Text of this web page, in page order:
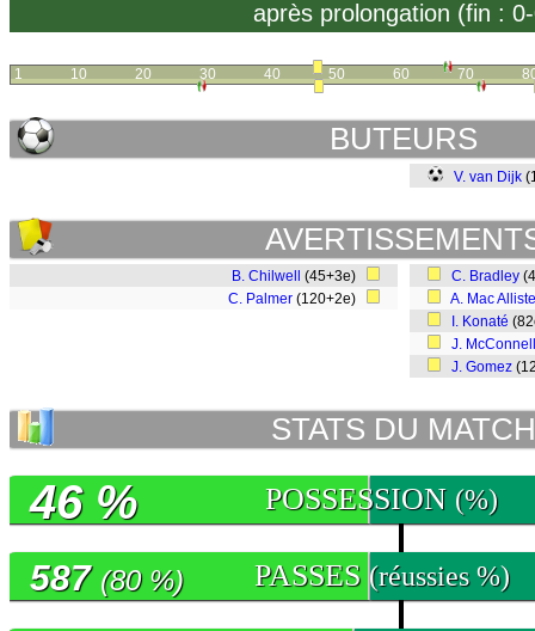
après prolongation (fin :
1 10 20 30 40 50 60 70
BUTEURS
V. van Dijk
B. Chilwell
(45+3e)
C. Palmer (120+2e)
C. Bradley
A. Mac
I. Konaté
J. McConnell
J. Gomez
STATS DU MATCH
POSSESSION (%)
46 %
PASSES (réussies %)
587 (80 %)